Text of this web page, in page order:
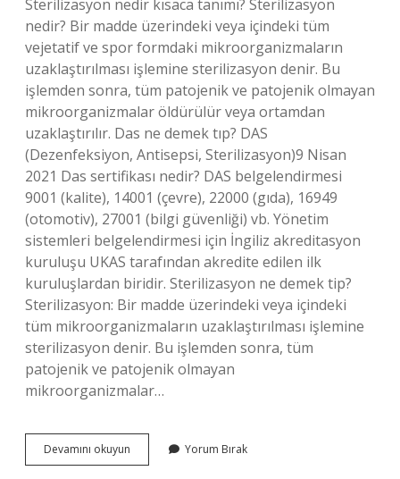
Sterilizasyon nedir kısaca tanımı? Sterilizasyon
nedir? Bir madde üzerindeki veya içindeki tüm
vejetatif ve spor formdaki mikroorganizmaların
uzaklaştırılması işlemine sterilizasyon denir. Bu
işlemden sonra, tüm patojenik ve patojenik olmayan
mikroorganizmalar öldürülür veya ortamdan
uzaklaştırılır. Das ne demek tıp? DAS
(Dezenfeksiyon, Antisepsi, Sterilizasyon)9 Nisan
2021 Das sertifikası nedir? DAS belgelendirmesi
9001 (kalite), 14001 (çevre), 22000 (gıda), 16949
(otomotiv), 27001 (bilgi güvenliği) vb. Yönetim
sistemleri belgelendirmesi için İngiliz akreditasyon
kuruluşu UKAS tarafından akredite edilen ilk
kuruluşlardan biridir. Sterilizasyon ne demek tip?
Sterilizasyon: Bir madde üzerindeki veya içindeki
tüm mikroorganizmaların uzaklaştırılması işlemine
sterilizasyon denir. Bu işlemden sonra, tüm
patojenik ve patojenik olmayan
mikroorganizmalar…
Devamını okuyun Sterilizasyon
Nedir
Yorum Bırak